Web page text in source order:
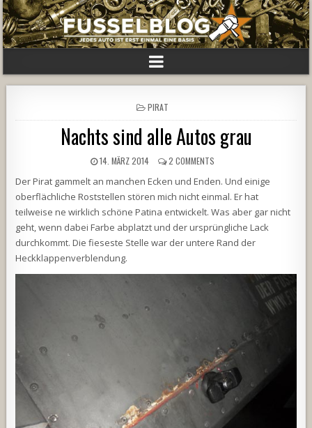
POSTED
IN
PIRAT
Nachts sind alle Autos grau
14. MÄRZ 2014 2 COMMENTS
Der Pirat gammelt an manchen Ecken und Enden. Und einige
oberflächliche Roststellen stören mich nicht einmal. Er hat
teilweise ne wirklich schöne Patina entwickelt. Was aber gar nicht
geht, wenn dabei Farbe abplatzt und der ursprüngliche Lack
durchkommt. Die fieseste Stelle war der untere Rand der
Heckklappenverblendung.